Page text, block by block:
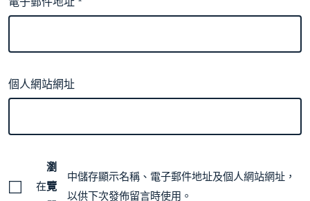
個人網站網址
在
瀏
覽
中儲存顯示名稱、電子郵件地址及個人網站網址，
以供下次發佈留言時使用。